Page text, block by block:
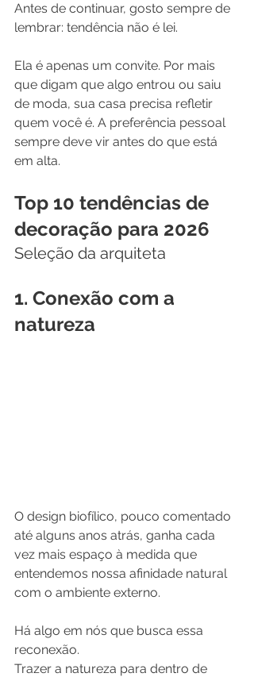
Antes de continuar, gosto sempre de
lembrar: tendência não é lei.
Ela é apenas um convite. Por mais
que digam que algo entrou ou saiu
de moda, sua casa precisa refletir
quem você é. A preferência pessoal
sempre deve vir antes do que está
em alta.
Top 10 tendências de
decoração para 2026
Seleção da arquiteta
1. Conexão com a
natureza
O design biofílico, pouco comentado
até alguns anos atrás, ganha cada
vez mais espaço à medida que
entendemos nossa afinidade natural
com o ambiente externo.
Há algo em nós que busca essa
reconexão.
Trazer a natureza para dentro de